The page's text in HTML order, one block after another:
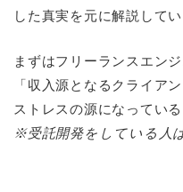
した真実を元に解説してい
まずはフリーランスエン
「収入源となるクライア
ストレスの源になってい
※受託開発をしている人